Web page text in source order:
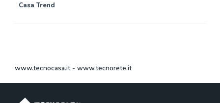
Casa Trend
www.tecnocasa.it- www.tecnorete.it